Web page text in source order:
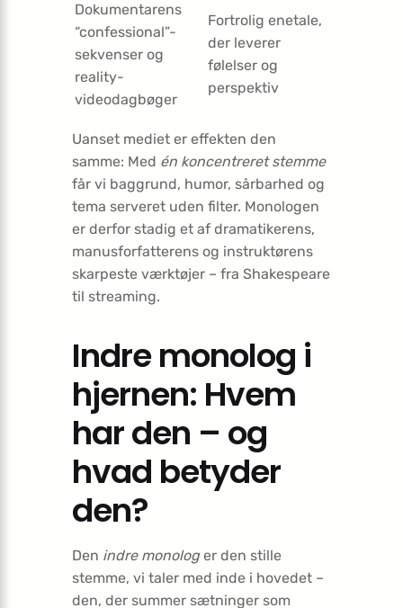
Dokumentarens
“confessional”-
sekvenser og
reality-
videodagbøger
Fortrolig enetale,
der leverer
følelser og
perspektiv
Uanset mediet er effekten den
samme: Med én koncentreret stemme
får vi baggrund, humor, sårbarhed og
tema serveret uden filter. Monologen
er derfor stadig et af dramatikerens,
manusforfatterens og instruktørens
skarpeste værktøjer – fra Shakespeare
til streaming.
Indre monolog i
hjernen: Hvem
har den – og
hvad betyder
den?
Den indre monologer den stille
stemme, vi taler med inde i hovedet –
den, der summer sætninger som